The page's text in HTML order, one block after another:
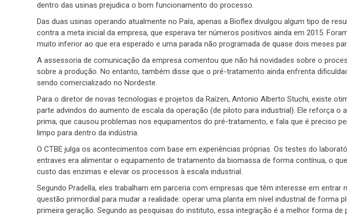
dentro das usinas prejudica o bom funcionamento do processo.
Das duas usinas operando atualmente no País, apenas a Bioflex divulgou algum tipo de
contra a meta inicial da empresa, que esperava ter números positivos ainda em 2015.
muito inferior ao que era esperado e uma parada não programada de quase dois meses
A assessoria de comunicação da empresa comentou que não há novidades sobre o
sobre a produção. No entanto, também disse que o pré-tratamento ainda enfrenta
sendo comercializado no Nordeste.
Para o diretor de novas tecnologias e projetos da Raízen, Antonio Alberto Stuchi, existe
parte advindos do aumento de escala da operação (de piloto para industrial). Ele reforça o
prima, que causou problemas nos equipamentos do pré-tratamento, e fala que é preciso
limpo para dentro da indústria.
O CTBE julga os acontecimentos com base em experiências próprias. Os testes do
entraves era alimentar o equipamento de tratamento da biomassa de forma contínua, o
custo das enzimas e elevar os processos à escala industrial.
Segundo Pradella, eles trabalham em parceria com empresas que têm interesse em entrar
questão primordial para mudar a realidade: operar uma planta em nível industrial de forma
primeira geração. Segundo as pesquisas do instituto, essa integração é a melhor forma de